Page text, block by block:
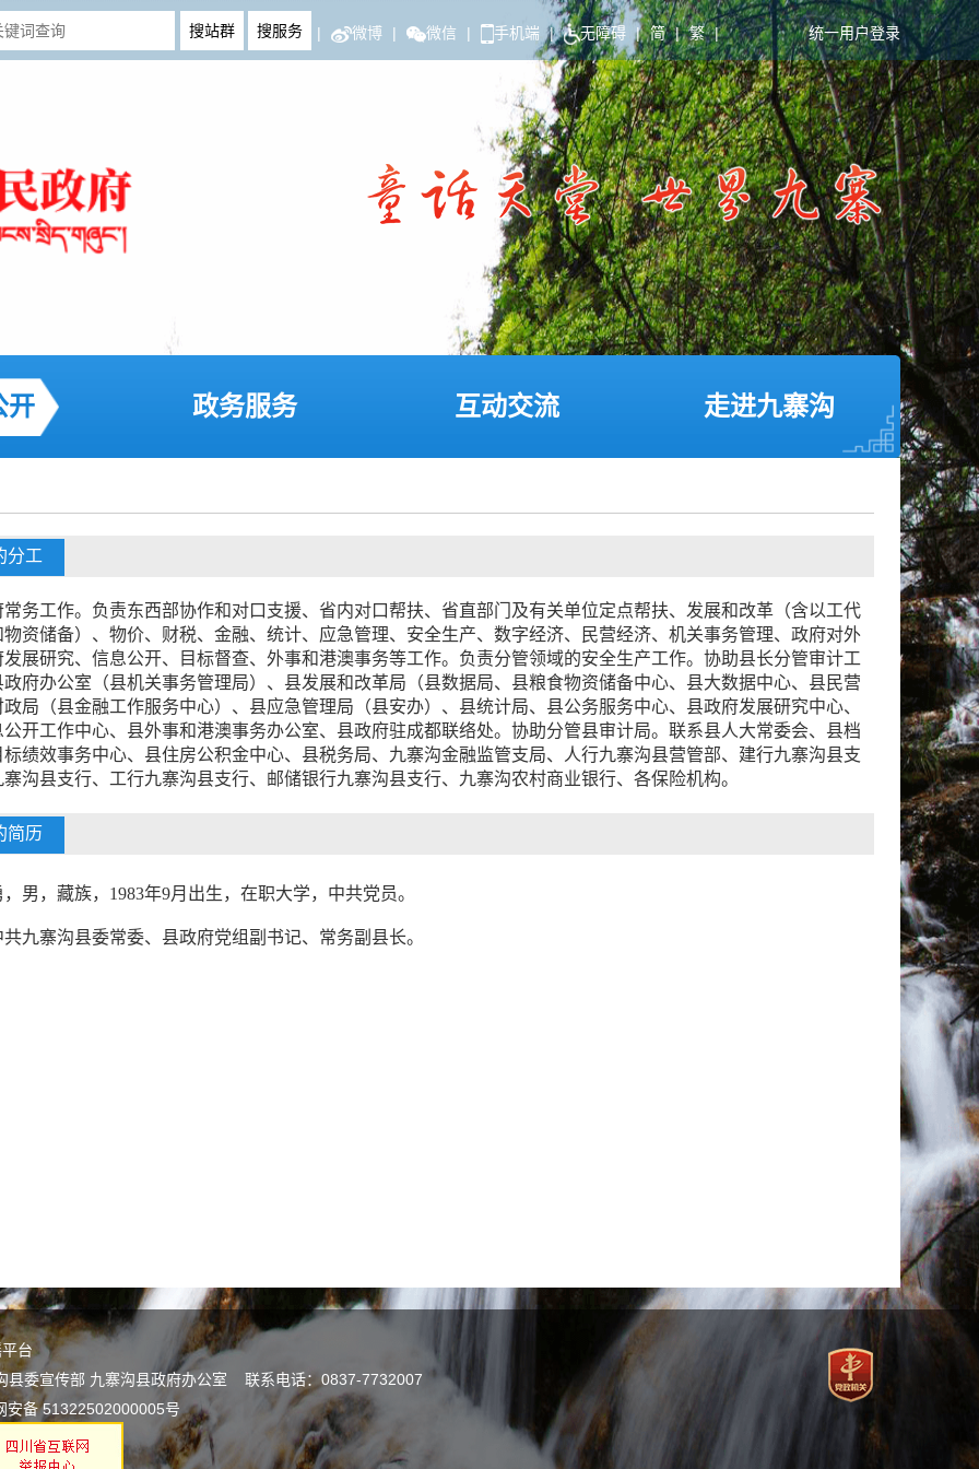
| 微博 | 微信 | 手机端 | 无障碍 | 简 | 繁 | 统一用户登录
开 政务服务 互动交流 走进九寨沟
分工
常务工作。负责东西部协作和对口支援、省内对口帮扶、省直部门及有关单位定点帮扶、发展和改革（含以工代
物资储备）、物价、财税、金融、统计、应急管理、安全生产、数字经济、民营经济、机关事务管理、政府对外
发展研究、信息公开、目标督查、外事和港澳事务等工作。负责分管领域的安全生产工作。协助县长分管审计工
府办公室（县机关事务管理局）、县发展和改革局（县数据局、县粮食物资储备中心、县大数据中心、县民营
局（县金融工作服务中心）、县应急管理局（县安办）、县统计局、县公务服务中心、县政府发展研究中心、
开工作中心、县外事和港澳事务办公室、县政府驻成都联络处。协助分管县审计局。联系县人大常委会、县档
绩效事务中心、县住房公积金中心、县税务局、九寨沟金融监管支局、人行九寨沟县营管部、建行九寨沟县支
沟县支行、工行九寨沟县支行、邮储银行九寨沟县支行、九寨沟农村商业银行、各保险机构。
简历
男，藏族，1983年9月出生，在职大学，中共党员。
九寨沟县委常委、县政府党组副书记、常务副县长。
台
委宣传部 九寨沟县政府办公室 联系电话：0837-7732007
安备 51322502000005号